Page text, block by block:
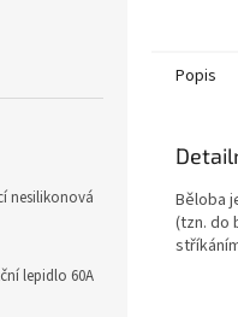
nesilikonová
lepidlo 60A
Popis
Běloba
(tzn. do